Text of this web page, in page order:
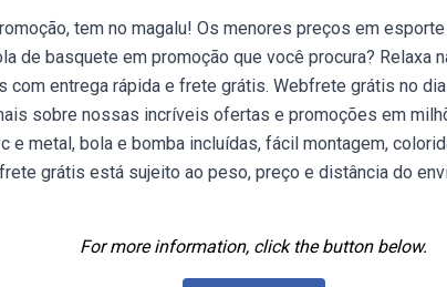
tem no magalu! Os menores preços em
de basquete em promoção que você procura? Relaxa
entrega rápida e frete grátis. Webfrete grátis no
sobre nossas incríveis ofertas e promoções em
e metal, bola e bomba incluídas, fácil montagem,
grátis está sujeito ao peso, preço e distância do
For more information, click the button below.